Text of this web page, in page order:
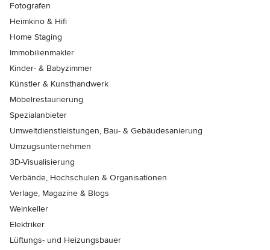
Fotografen
Heimkino & Hifi
Home Staging
Immobilienmakler
Kinder- & Babyzimmer
Künstler & Kunsthandwerk
Möbelrestaurierung
Spezialanbieter
Umweltdienstleistungen, Bau- & Gebäudesanierung
Umzugsunternehmen
3D-Visualisierung
Verbände, Hochschulen & Organisationen
Verlage, Magazine & Blogs
Weinkeller
Elektriker
Lüftungs- und Heizungsbauer